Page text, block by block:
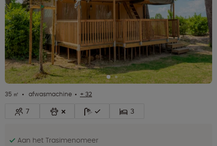
35 ㎡ afwasmachine + 32
7 3
Aan het Trasimenomeer